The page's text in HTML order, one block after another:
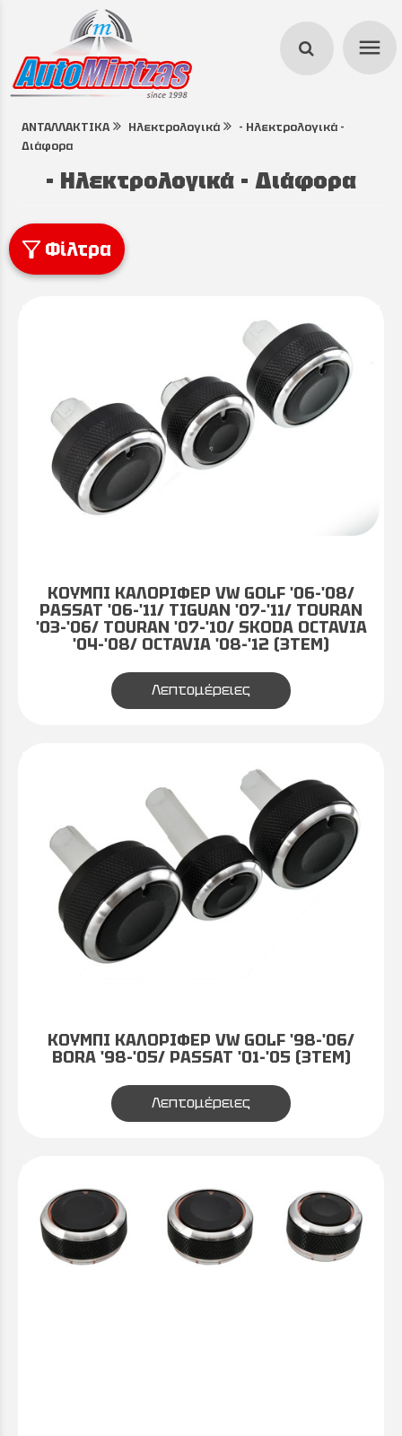
menu
search
ΑΝΤΑΛΛΑΚΤΙΚΑ Ηλεκτρολογικά
- Ηλεκτρολογικά -
Διάφορα
- Ηλεκτρολογικά - Διάφορα
Φίλτρα
ΚΟΥΜΠΙ ΚΑΛΟΡΙΦΕΡ VW GOLF '06-'08/
PASSAT '06-'11/ TIGUAN '07-'11/ TOURAN
'03-'06/ TOURAN '07-'10/ SKODA OCTAVIA
'04-'08/ OCTAVIA '08-'12 (3ΤΕΜ)
Λεπτομέρειες
ΚΟΥΜΠΙ ΚΑΛΟΡΙΦΕΡ VW GOLF '98-'06/
BORA '98-'05/ PASSAT '01-'05 (3ΤΕΜ)
Λεπτομέρειες